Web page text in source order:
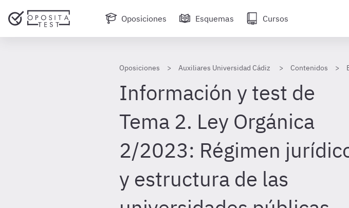
Oposiciones Esquemas Cursos
Oposiciones Auxiliares Universidad Cádiz Contenidos
Información y test de
Tema 2. Ley Orgánica
2/2023: Régimen
y estructura de las